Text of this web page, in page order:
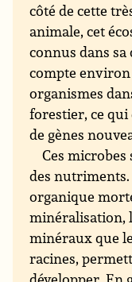
côté de cette
animale, cet
connus dans
compte
organismes
forestier, ce
de gènes
Ces microbes
des
organique
minéralisation,
minéraux que
racines,